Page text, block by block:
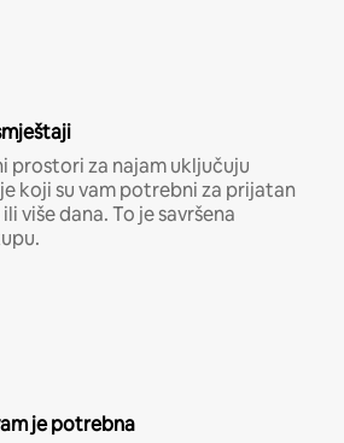
prostori za najam uključuju
koji su vam potrebni za prijatan
više dana. To je savršena
je potrebna